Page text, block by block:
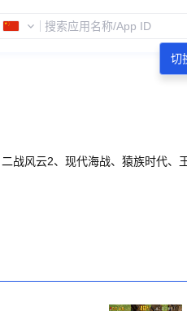
切
战风云2、现代海战、猿族时代、